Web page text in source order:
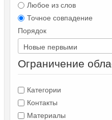
Любое из слов
Точное совпадение
Порядок
Ограничение
Категории
Контакты
Материалы